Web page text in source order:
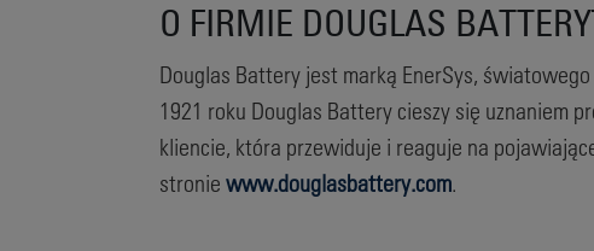
O FIRMIE DOUGLAS
Douglas Battery jest marką EnerSys,
1921 roku Douglas Battery cieszy się uznaniem
kliencie, która przewiduje i reaguje na
stronie www.douglasbattery.com.